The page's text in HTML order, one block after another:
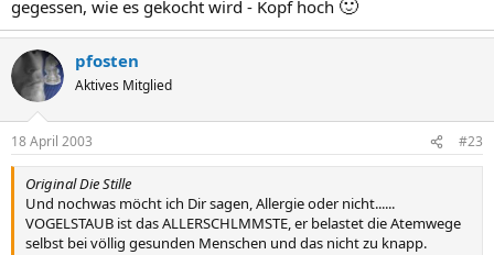
gegessen, wie es gekocht wird - Kopf hoch
pfosten
Aktives Mitglied
18 April 2003 #23
Original Die Stille
Und nochwas möcht ich Dir sagen, Allergie oder nicht......
VOGELSTAUB ist das ALLERSCHLMMSTE, er belastet die Atemwege
selbst bei völlig gesunden Menschen und das nicht zu knapp.